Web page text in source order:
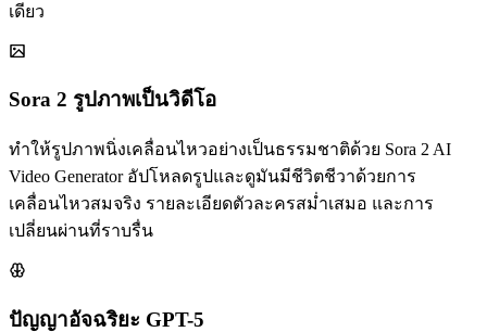
เดียว
Sora 2 รูปภาพเป็นวิดีโอ
ทำให้รูปภาพนิ่งเคลื่อนไหวอย่างเป็นธรรมชาติด้วย Sora 2 AI
Video Generator อัปโหลดรูปและดูมันมีชีวิตชีวาด้วยการ
เคลื่อนไหวสมจริง รายละเอียดตัวละครสม่ำเสมอ และการ
เปลี่ยนผ่านที่ราบรื่น
ปัญญาอัจฉริยะ GPT-5